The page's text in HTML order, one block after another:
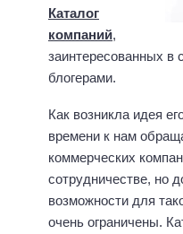
Каталог
компаний,
заинтересованных в
блогерами.
Как возникла идея
времени к нам
коммерческих
сотрудничестве, но
возможности для
очень ограничены.